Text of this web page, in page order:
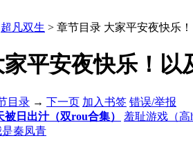
超凡双生 > 章节目录 大家平安夜快乐
平安夜快乐！以
目录 → 下一页 加入书签 错误/举报
被日出汁（双rou合集）
羞耻游戏（高
秦凤青